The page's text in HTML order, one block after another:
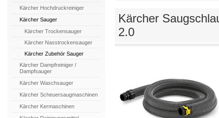
Kärcher Hochdruckreiniger
Kärcher Sauger
Kärcher Trockensauger
Kärcher Nasstrockensauger
Kärcher Zubehör Sauger
Kärcher Dampfreiniger /
Dampfsauger
Kärcher Waschsauger
Kärcher Scheuersaugmaschinen
Kärcher Kermaschinen
Kärcher
2.0